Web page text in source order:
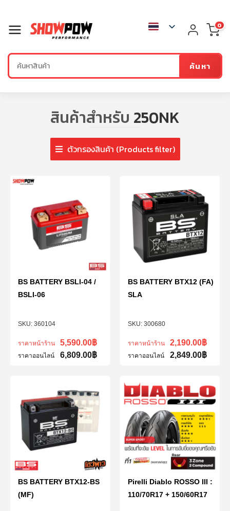
ค้นหา
0
สินค้าสำหรับ 250NK
ตัวกรองสินค้า (Products filter)
360104
BS BATTERY BSLI-04 /
BSLI-06
ราคาหน้าร้าน 5,590.00฿
ราคาออนไลน์ 6,809.00฿
300680
BS BATTERY BTX12 (FA)
SLA
ราคาหน้าร้าน 2,190.00฿
ราคาออนไลน์ 2,849.00฿
BS BATTERY BTX12-BS
(MF)
Pirelli Diablo ROSSO III :
110/70R17 + 150/60R17